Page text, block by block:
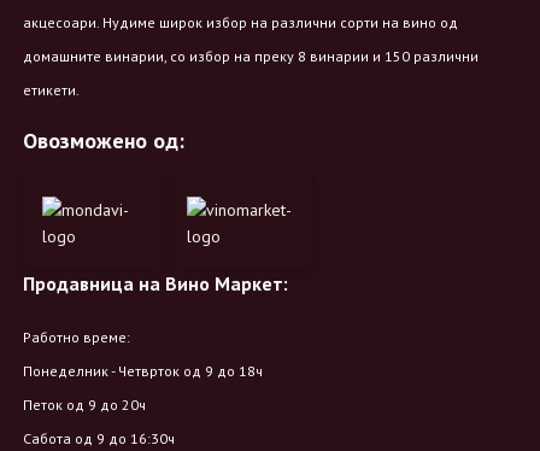
акцесоари. Нудиме широк избор на различни сорти на вино од
домашните винарии, со избор на преку 8 винарии и 150 различни
етикети.
Овозможено од:
Продавница на Вино Маркет:
Работно време:
Понеделник - Четврток од 9 до 18ч
Петок од 9 до 20ч
Сабота од 9 до 16:30ч